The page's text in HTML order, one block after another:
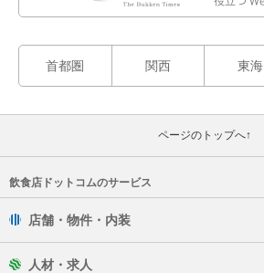
首都圏 関西 東海
ページのトップへ↑
飲食店ドットコムのサービス
店舗・物件・内装
人材・求人